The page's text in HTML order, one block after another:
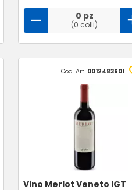
0 pz
(0 colli)
Cod. Art. 0012483601
Vino Merlot Veneto IGT